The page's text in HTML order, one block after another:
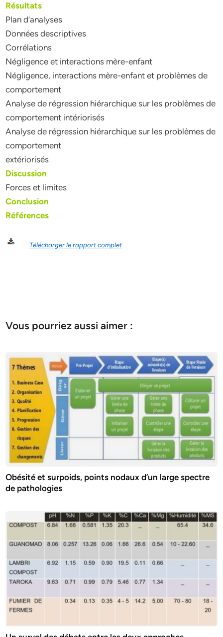
Résultats
Plan d’analyses
Données descriptives
Corrélations
Négligence et interactions mère-enfant
Négligence, interactions mère-enfant et problèmes de
comportement
Analyse de régression hiérarchique sur les problèmes de
comportement intériorisés
Analyse de régression hiérarchique sur les problèmes de
comportement
extériorisés
Discussion
Forces et limites
Conclusion
Références
Télécharger le rapport complet
Vous pourriez aussi aimer :
Obésité et surpoids, points nodaux d’un large spectre
de pathologies